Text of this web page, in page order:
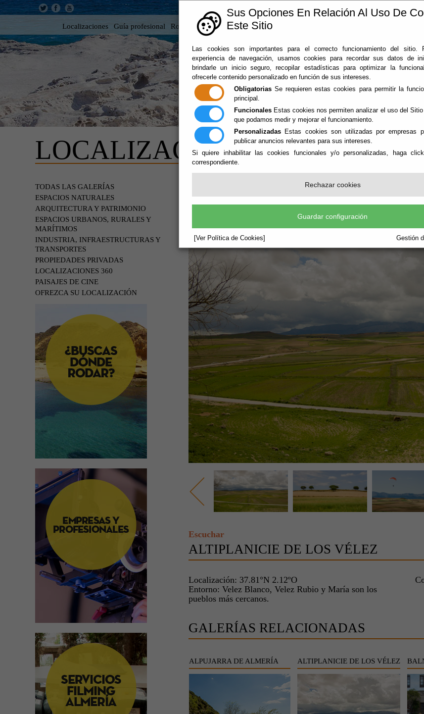
Sus Opciones En Relación Al Uso De
Este Sitio
Las cookies son importantes para el correcto funcionamiento del sitio.
experiencia de navegación, usamos cookies para recordar sus datos de
brindarle un inicio seguro, recopilar estadísticas para optimizar la
ofrecerle contenido personalizado en función de sus intereses.
Obligatorias Se requieren estas cookies para permitir la
principal.
Funcionales Estas cookies nos permiten analizar el uso del
que podamos medir y mejorar el funcionamiento.
Personalizadas Estas cookies son utilizadas por empresas
publicar anuncios relevantes para sus intereses.
Si quiere inhabilitar las cookies funcionales y/o personalizadas, haga
correspondiente.
Rechazar cookies
Guardar configuración
[Ver Política de Cookies] Gestión
Localizaciones Guía profesional Rodar en Almería 360
LOCALIZACIONES
TODAS LAS GALERÍAS
ESPACIOS NATURALES
ARQUITECTURA Y PATRIMONIO
ESPACIOS URBANOS, RURALES Y
MARÍTIMOS
INDUSTRIA, INFRAESTRUCTURAS Y
TRANSPORTES
PROPIEDADES PRIVADAS
LOCALIZACIONES 360
PAISAJES DE CINE
OFREZCA SU LOCALIZACIÓN
ESPACIOS NATURALES - PARQUE
VÉLEZ
Escuchar
ALTIPLANICIE DE LOS VÉLEZ
Localización: 37.81°N 2.12ºO
Entorno: Velez Blanco, Velez Rubio y María son los
pueblos más cercanos.
GALERÍAS RELACIONADAS
ALPUJARRA DE ALMERÍA ALTIPLANICIE DE LOS VÉLEZ